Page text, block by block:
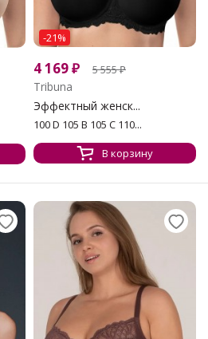
-21%
4 169₽ 5 555₽
Tribuna
Эффектный женск...
100 D 105 B 105 C 110...
В корзину